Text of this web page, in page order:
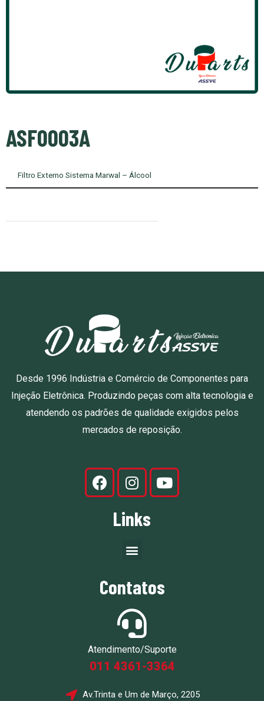
ASF0003A
Filtro Externo Sistema Marwal – Álcool
Desde 1996 Indústria e Comércio de Componentes para
Injeção Eletrônica. Produzindo peças com alta tecnologia e
atendendo os padrões de qualidade exigidos pelos
mercados de reposição.
Links
Contatos
Atendimento/Suporte
011 4361-3364
Av.Trinta e Um de Março, 2205